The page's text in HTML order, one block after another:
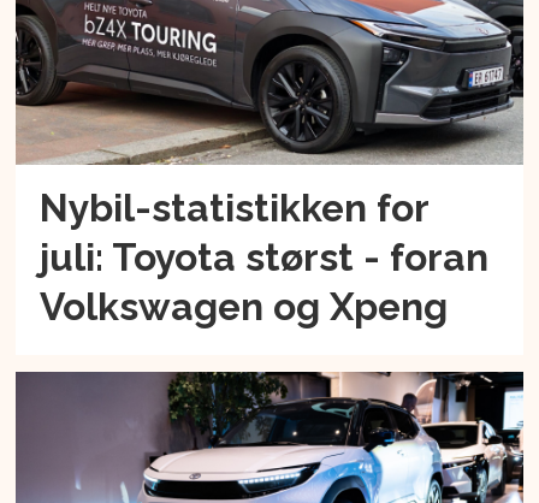
Nybil-statistikken for
juli: Toyota størst - foran
Volkswagen og Xpeng